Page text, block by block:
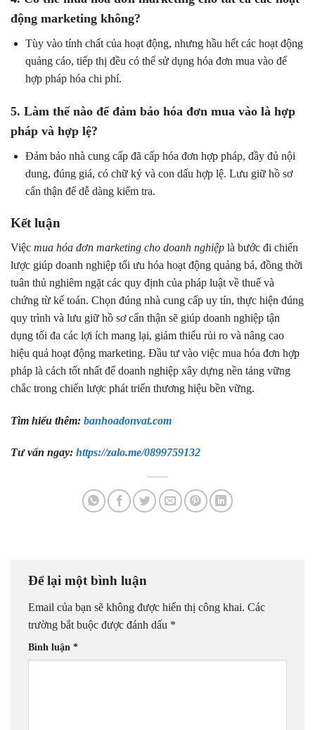
động marketing không?
Tùy vào tính chất của hoạt động, nhưng hầu hết các hoạt động
quảng cáo, tiếp thị đều có thể sử dụng hóa đơn mua vào để
hợp pháp hóa chi phí.
5. Làm thế nào để đảm bảo hóa đơn mua vào là hợp
pháp và hợp lệ?
Đảm bảo nhà cung cấp đã cấp hóa đơn hợp pháp, đầy đủ nội
dung, đúng giá, có chữ ký và con dấu hợp lệ. Lưu giữ hồ sơ
cẩn thận để dễ dàng kiểm tra.
Kết luận
Việc mua hóa đơn marketing cho doanh nghiệp là bước đi chiến
lược giúp doanh nghiệp tối ưu hóa hoạt động quảng bá, đồng thời
tuân thủ nghiêm ngặt các quy định của pháp luật về thuế và
chứng từ kế toán. Chọn đúng nhà cung cấp uy tín, thực hiện đúng
quy trình và lưu giữ hồ sơ cẩn thận sẽ giúp doanh nghiệp tận
dụng tối đa các lợi ích mang lại, giảm thiểu rủi ro và nâng cao
hiệu quả hoạt động marketing. Đầu tư vào việc mua hóa đơn hợp
pháp là cách tốt nhất để doanh nghiệp xây dựng nền tảng vững
chắc trong chiến lược phát triển thương hiệu bền vững.
Tìm hiểu thêm: banhoadonvat.com
Tư vấn ngay: https://zalo.me/0899759132
Để lại một bình luận
Email của bạn sẽ không được hiển thị công khai. Các
trường bắt buộc được đánh dấu *
Bình luận *